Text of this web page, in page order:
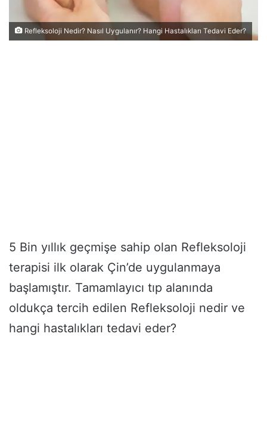
Refleksoloji Nedir? Nasıl Uygulanır? Hangi Hastalıkları Tedavi Eder?
5 Bin yıllık geçmişe sahip olan Refleksoloji
terapisi ilk olarak Çin’de uygulanmaya
başlamıştır. Tamamlayıcı tıp alanında
oldukça tercih edilen Refleksoloji nedir ve
hangi hastalıkları tedavi eder?